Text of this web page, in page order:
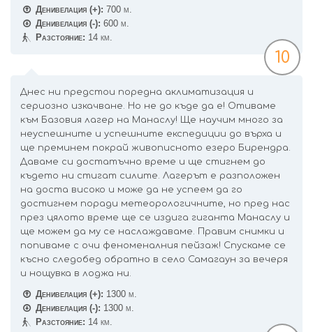
Денивелация (+): 700 м.
Денивелация (-): 600 м.
Разстояние: 14 км.
10
Днес ни предстои поредна аклиматизация и
сериозно изкачване. Но не до къде да е! Отиваме
към Базовия лагер на Манаслу! Ще научим много за
неуспешните и успешните експедиции до върха и
ще преминем покрай живописното езеро Бирендра.
Даваме си достатъчно време и ще стигнем до
където ни стигат силите. Лагерът е разположен
на доста високо и може да не успеем да го
достигнем поради метеорологичните, но пред нас
през цялото време ще се издига гиганта Манаслу и
ще можем да му се наслаждаваме. Правим снимки и
попиваме с очи феноменалния пейзаж! Спускаме се
късно следобед обратно в село Самагаун за вечеря
и нощувка в лоджа ни.
Денивелация (+): 1300 м.
Денивелация (-): 1300 м.
Разстояние: 14 км.